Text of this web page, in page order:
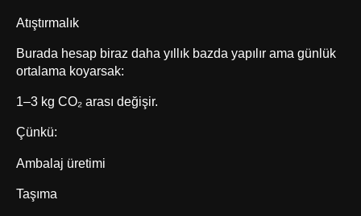
Atıştırmalık
Burada hesap biraz daha yıllık bazda yapılır ama günlük
ortalama koyarsak:
1–3 kg CO₂ arası değişir.
Çünkü:
Ambalaj üretimi
Taşıma